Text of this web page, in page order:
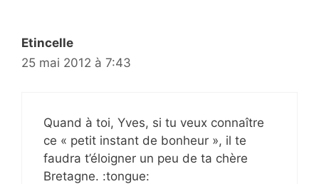
Etincelle
25 mai 2012 à 7:43
Quand à toi, Yves, si tu veux connaître
ce « petit instant de bonheur », il te
faudra t’éloigner un peu de ta chère
Bretagne. :tongue: